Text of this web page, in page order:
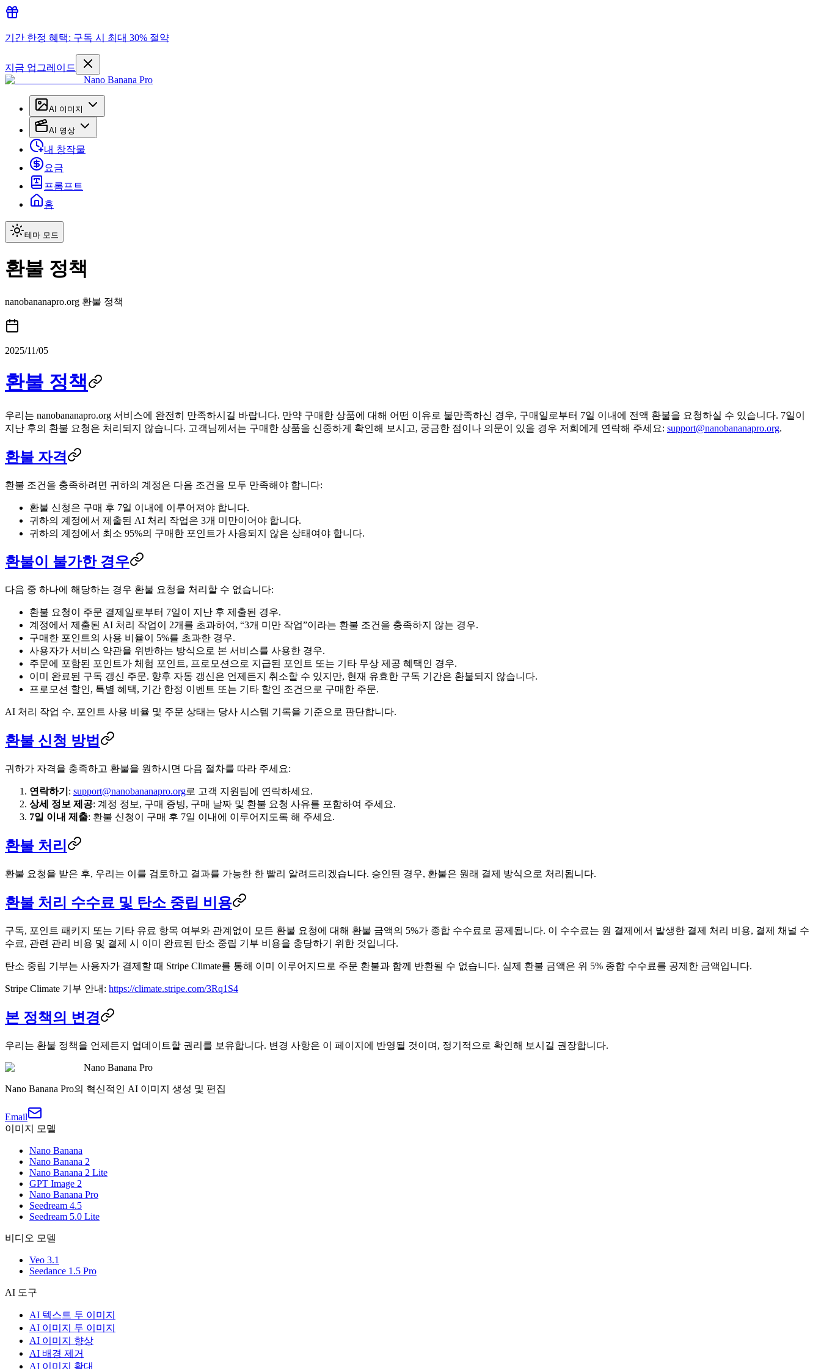
기간 한정 혜택: 구독 시 최대 30% 절약
지금 업그레이드
Nano Banana Pro
AI 이미지
AI 영상
내 창작물
요금
프롬프트
홈
테마 모드
환불 정책
nanobananapro.org 환불 정책
2025/11/05
환불 정책
우리는 nanobananapro.org 서비스에 완전히 만족하시길 바랍니다. 만약 구매한 상품에 대해 어떤 이유로 불만족하신 경우, 구매일로부터 7일 이내에 전액 환불을 요청하실 수 있습니다. 7일이
지난 후의 환불 요청은 처리되지 않습니다. 고객님께서는 구매한 상품을 신중하게 확인해 보시고, 궁금한 점이나 의문이 있을 경우 저희에게 연락해 주세요: support@nanobananapro.org.
환불 자격
환불 조건을 충족하려면 귀하의 계정은 다음 조건을 모두 만족해야 합니다:
환불 신청은 구매 후 7일 이내에 이루어져야 합니다.
귀하의 계정에서 제출된 AI 처리 작업은 3개 미만이어야 합니다.
귀하의 계정에서 최소 95%의 구매한 포인트가 사용되지 않은 상태여야 합니다.
환불이 불가한 경우
다음 중 하나에 해당하는 경우 환불 요청을 처리할 수 없습니다:
환불 요청이 주문 결제일로부터 7일이 지난 후 제출된 경우.
계정에서 제출된 AI 처리 작업이 2개를 초과하여, “3개 미만 작업”이라는 환불 조건을 충족하지 않는 경우.
구매한 포인트의 사용 비율이 5%를 초과한 경우.
사용자가 서비스 약관을 위반하는 방식으로 본 서비스를 사용한 경우.
주문에 포함된 포인트가 체험 포인트, 프로모션으로 지급된 포인트 또는 기타 무상 제공 혜택인 경우.
이미 완료된 구독 갱신 주문. 향후 자동 갱신은 언제든지 취소할 수 있지만, 현재 유효한 구독 기간은 환불되지 않습니다.
프로모션 할인, 특별 혜택, 기간 한정 이벤트 또는 기타 할인 조건으로 구매한 주문.
AI 처리 작업 수, 포인트 사용 비율 및 주문 상태는 당사 시스템 기록을 기준으로 판단합니다.
환불 신청 방법
귀하가 자격을 충족하고 환불을 원하시면 다음 절차를 따라 주세요:
연락하기 : support@nanobananapro.org로 고객 지원팀에 연락하세요.
상세 정보 제공: 계정 정보, 구매 증빙, 구매 날짜 및 환불 요청 사유를 포함하여 주세요.
7일 이내 제출: 환불 신청이 구매 후 7일 이내에 이루어지도록 해 주세요.
환불 처리
환불 요청을 받은 후, 우리는 이를 검토하고 결과를 가능한 한 빨리 알려드리겠습니다. 승인된 경우, 환불은 원래 결제 방식으로 처리됩니다.
환불 처리 수수료 및 탄소 중립 비용
구독, 포인트 패키지 또는 기타 유료 항목 여부와 관계없이 모든 환불 요청에 대해 환불 금액의 5%가 종합 수수료로 공제됩니다. 이 수수료는 원 결제에서 발생한 결제 처리 비용, 결제 채널 수
수료, 관련 관리 비용 및 결제 시 이미 완료된 탄소 중립 기부 비용을 충당하기 위한 것입니다.
탄소 중립 기부는 사용자가 결제할 때 Stripe Climate를 통해 이미 이루어지므로 주문 환불과 함께 반환될 수 없습니다. 실제 환불 금액은 위 5% 종합 수수료를 공제한 금액입니다.
Stripe Climate 기부 안내: https://climate.stripe.com/3Rq1S4
본 정책의 변경
우리는 환불 정책을 언제든지 업데이트할 권리를 보유합니다. 변경 사항은 이 페이지에 반영될 것이며, 정기적으로 확인해 보시길 권장합니다.
Nano Banana Pro
Nano Banana Pro의 혁신적인 AI 이미지 생성 및 편집
Email
이미지 모델
Nano Banana
Nano Banana 2
Nano Banana 2 Lite
GPT Image 2
Nano Banana Pro
Seedream 4.5
Seedream 5.0 Lite
비디오 모델
Veo 3.1
Seedance 1.5 Pro
AI 도구
AI 텍스트 투 이미지
AI 이미지 투 이미지
AI 이미지 향상
AI 배경 제거
AI 이미지 확대